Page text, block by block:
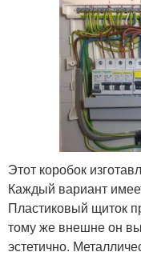
Этот коробок
Каждый вариант
Пластиковый щиток
тому же внешне он
эстетично.